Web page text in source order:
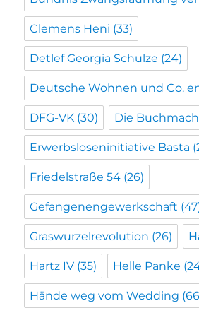
Clemens Heni (33)
Detlef Georgia Schulze (24)
Deutsche Wohnen und Co.
DFG-VK (30) Die
Erwerbsloseninitiative Basta
Friedelstraße 54 (26)
Gefangenengewerkschaft
Graswurzelrevolution (26)
Hartz IV (35) Helle Panke
Hände weg vom Wedding